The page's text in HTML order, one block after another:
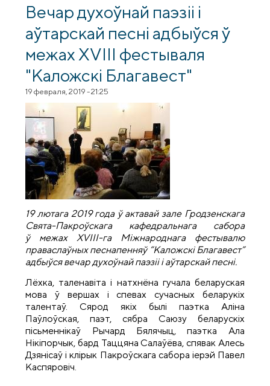
Вечар духоўнай паэзіі і
аўтарскай песні адбыўся ў
межах XVIII фестываля
"Каложскі Благавест"
19 февраля, 2019 - 21:25
19 лютага 2019 года ў актавай зале Гродзенскага
Свята-Пакроўскага кафедральнага сабора
ў межах XVIII-га Міжнароднага фестывалю
праваслаўных песнапенняў “Каложскі Благавест”
адбыўся вечар духоўнай паэзіі і аўтарскай песні.
Лёхка, таленавіта і натхнёна гучала беларуская
мова ў вершах і спевах сучасных беларукіх
талентаў. Сярод якіх былі паэтка Аліна
Паўлоўская, паэт, сябра Саюзу беларускіх
пісьменнікаў Рычард Бялячыц, паэтка Ала
Нікіпорчык, бард Таццяна Салаўёва, спявак Алесь
Дзянісаў і клірык Пакроўскага сабора іерэй Павел
Каспяровіч.